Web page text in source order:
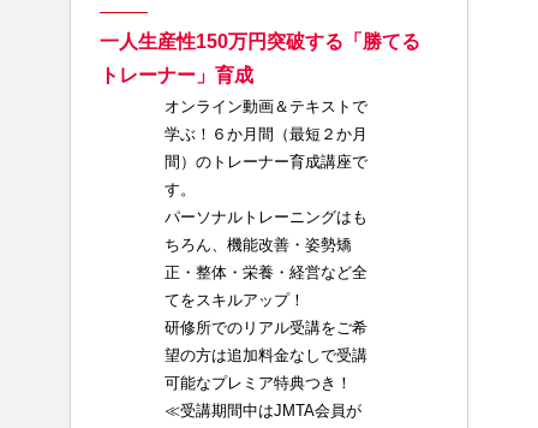
一人生産性150万円突破する「勝てる
トレーナー」育成
オンライン動画＆テキストで
学ぶ！６か月間（最短２か月
間）のトレーナー育成講座で
す。
パーソナルトレーニングはも
ちろん、機能改善・姿勢矯
正・整体・栄養・経営など全
てをスキルアップ！
研修所でのリアル受講をご希
望の方は追加料金なしで受講
可能なプレミア特典つき！
≪受講期間中はJMTA会員が